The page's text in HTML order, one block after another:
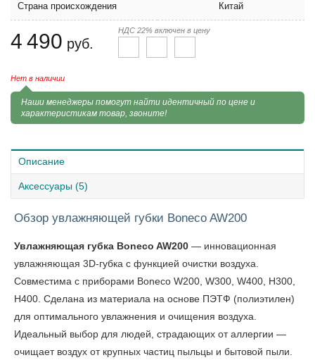
Страна происхождения Китай
4 490 руб.
НДС 22% включен в цену
Нет в наличии
Наши менеджеры помогут найти идентичный по цене и
характеристикам товар, звоните!
Описание
Аксессуары (5)
Обзор увлажняющей губки Boneco AW200
Увлажняющая губка Boneco AW200 — инновационная
увлажняющая 3D-губка с функцией очистки воздуха.
Совместима с приборами Boneco W200, W300, W400, H300,
H400. Сделана из материала на основе ПЭТФ (полиэтилен)
для оптимального увлажнения и очищения воздуха.
Идеальный выбор для людей, страдающих от аллергии —
очищает воздух от крупных частиц пыльцы и бытовой пыли.